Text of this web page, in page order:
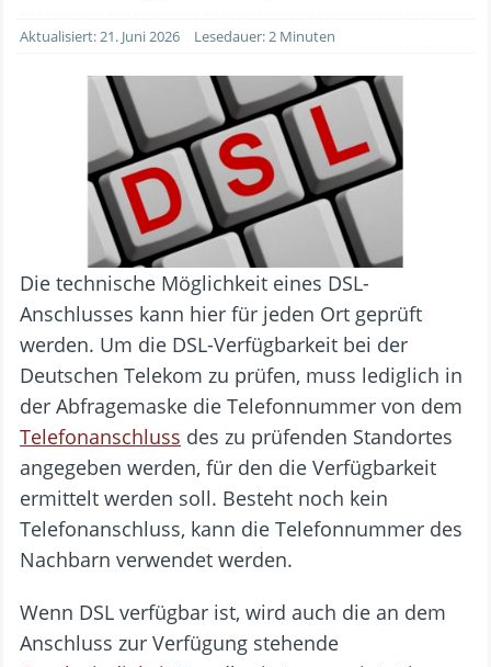
Aktualisiert: 21. Juni 2026 Lesedauer: 2 Minuten
Die technische Möglichkeit eines DSL-
Anschlusses kann hier für jeden Ort geprüft
werden. Um die DSL-Verfügbarkeit bei der
Deutschen Telekom zu prüfen, muss lediglich in
der Abfragemaske die Telefonnummer von dem
Telefonanschluss des zu prüfenden Standortes
angegeben werden, für den die Verfügbarkeit
ermittelt werden soll. Besteht noch kein
Telefonanschluss, kann die Telefonnummer des
Nachbarn verwendet werden.
Wenn DSL verfügbar ist, wird auch die an dem
Anschluss zur Verfügung stehende